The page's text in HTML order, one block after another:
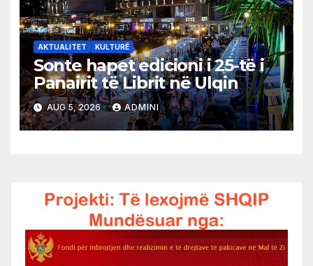
AKTUALITET KULTURË
Sonte hapet edicioni i 25-të i
Panairit të Librit në Ulqin
AUG 5, 2026 ADMINI